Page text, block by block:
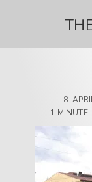
8.
1 MINUTE